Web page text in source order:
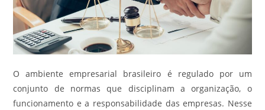
O ambiente empresarial brasileiro é regulado por um
conjunto de normas que disciplinam a organização, o
funcionamento e a responsabilidade das empresas. Nesse